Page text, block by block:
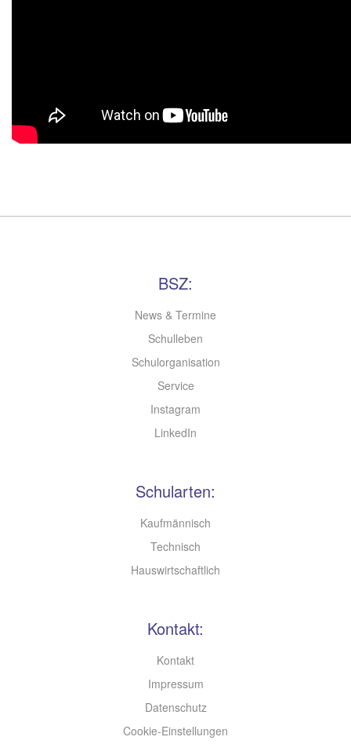
BSZ:
News & Termine
Schulleben
Schulorganisation
Service
Instagram
LinkedIn
Schularten:
Kaufmännisch
Technisch
Hauswirtschaftlich
Kontakt:
Kontakt
Impressum
Datenschutz
Cookie-Einstellungen